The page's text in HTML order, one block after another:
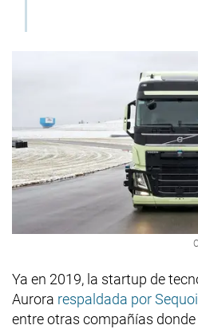
Ya en 2019, la startup de
Aurora respaldada por
entre otras compañías